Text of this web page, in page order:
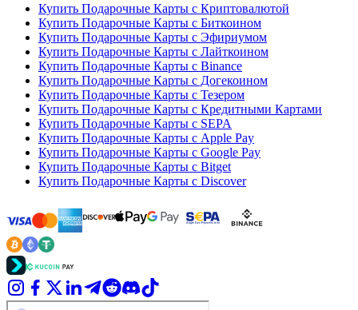
Купить Подарочные Карты с Криптовалютой
Купить Подарочные Карты с Биткоином
Купить Подарочные Карты с Эфириумом
Купить Подарочные Карты с Лайткоином
Купить Подарочные Карты с Binance
Купить Подарочные Карты с Догекоином
Купить Подарочные Карты с Тезером
Купить Подарочные Карты с Кредитными Картами
Купить Подарочные Карты с SEPA
Купить Подарочные Карты с Apple Pay
Купить Подарочные Карты с Google Pay
Купить Подарочные Карты с Bitget
Купить Подарочные Карты с Discover